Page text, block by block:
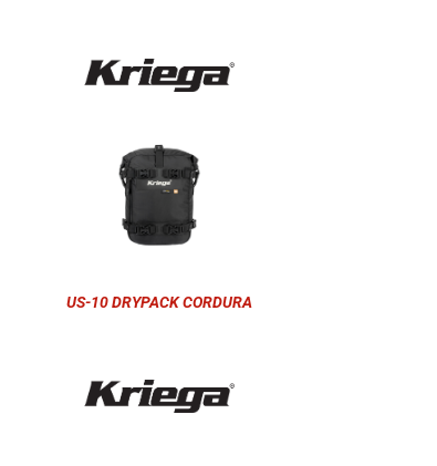
US-10 DRYPACK CORDURA